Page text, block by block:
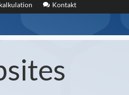
Kontakt